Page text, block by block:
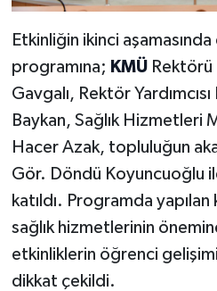
Etkinliğin ikinci aşamasında
programına; KMÜ
Gavgalı, Rektör
Baykan, Sağlık Hizmetleri
Hacer Azak, topluluğun
Gör. Döndü Koyuncuoğlu
katıldı. Programda
sağlık hizmetlerinin
etkinliklerin öğrenci
dikkat çekildi.